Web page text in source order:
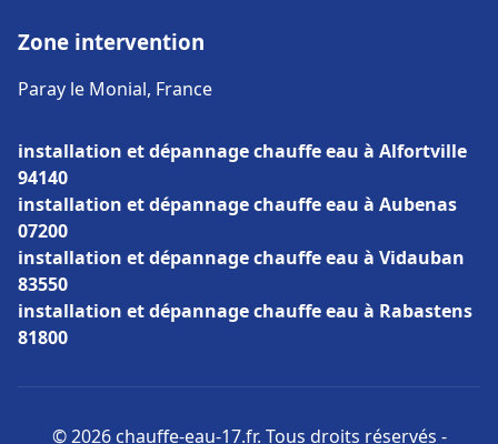
Zone intervention
Paray le Monial, France
installation et dépannage chauffe eau à Alfortville
94140
installation et dépannage chauffe eau à Aubenas
07200
installation et dépannage chauffe eau à Vidauban
83550
installation et dépannage chauffe eau à Rabastens
81800
© 2026 chauffe-eau-17.fr. Tous droits réservés -